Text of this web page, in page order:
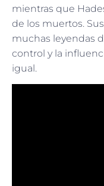
mientras que
de los muertos.
muchas leyendas
control y la
igual.